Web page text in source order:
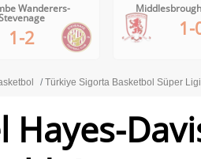
Wanderers-
1-2 1-
Türkiye Sigorta Basketbol Süper Ligi
Hayes-